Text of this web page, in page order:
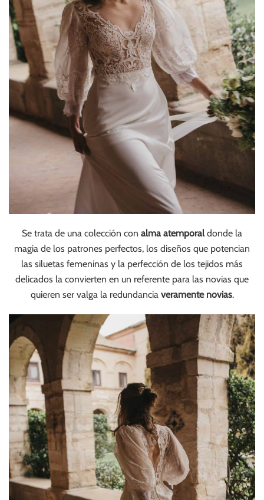
Se trata de una colección con alma atemporaldonde la
magia de los patrones perfectos, los diseños que potencian
las siluetas femeninas y la perfección de los tejidos más
delicados la convierten en un referente para las novias que
quieren ser valga la redundancia veramente novias.